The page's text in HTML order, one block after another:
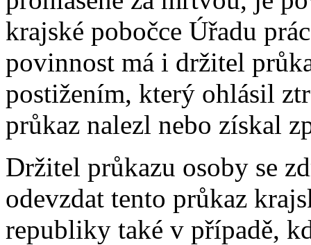
krajské pobočce Úřadu
povinnost má i držitel
postižením, který ohlásil
průkaz nalezl nebo získal
Držitel průkazu osoby se
odevzdat tento průkaz
republiky také v případě,